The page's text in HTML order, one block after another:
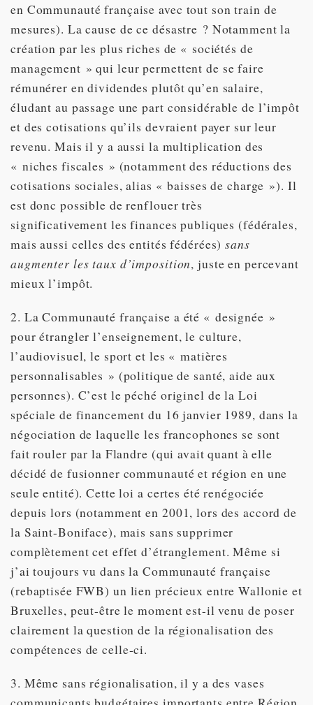
en Communauté française avec tout son train de
mesures). La cause de ce désastre ? Notamment la
création par les plus riches de « sociétés de
management » qui leur permettent de se faire
rémunérer en dividendes plutôt qu’en salaire,
éludant au passage une part considérable de l’impôt
et des cotisations qu’ils devraient payer sur leur
revenu. Mais il y a aussi la multiplication des
« niches fiscales » (notamment des réductions des
cotisations sociales, alias « baisses de charge »). Il
est donc possible de renflouer très
significativement les finances publiques (fédérales,
mais aussi celles des entités fédérées)sans
augmenter les taux d’imposition, juste en percevant
mieux l’impôt.
2. La Communauté française a été « designée »
pour étrangler l’enseignement, le culture,
l’audiovisuel, le sport et les « matières
personnalisables » (politique de santé, aide aux
personnes). C’est le péché originel de la Loi
spéciale de financement du 16 janvier 1989, dans la
négociation de laquelle les francophones se sont
fait rouler par la Flandre (qui avait quant à elle
décidé de fusionner communauté et région en une
seule entité). Cette loi a certes été renégociée
depuis lors (notamment en 2001, lors des accord de
la Saint-Boniface), mais sans supprimer
complètement cet effet d’étranglement. Même si
j’ai toujours vu dans la Communauté française
(rebaptisée FWB) un lien précieux entre Wallonie et
Bruxelles, peut-être le moment est-il venu de poser
clairement la question de la régionalisation des
compétences de celle-ci.
3. Même sans régionalisation, il y a des vases